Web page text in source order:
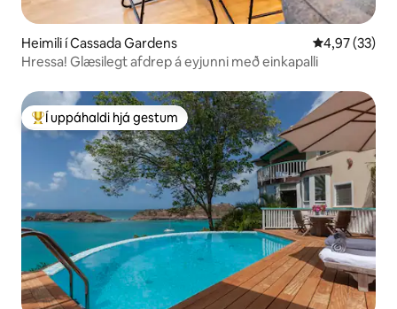
Heimili í Cassada Gardens 4,97 af 5 í
4,97 (33)
Hressa! Glæsilegt afdrep á eyjunni með einkapalli
Í mestu uppáhaldi hjá gestum
Í uppáhaldi hjá gestum